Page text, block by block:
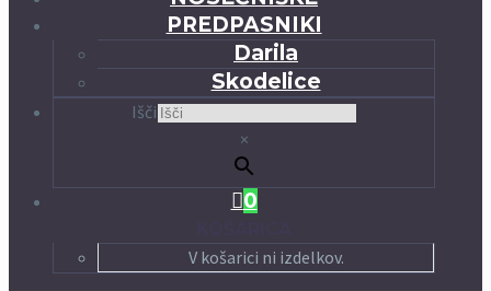
PREDPASNIKI
Darila
Skodelice
Išči
×
0
V košarici ni izdelkov.